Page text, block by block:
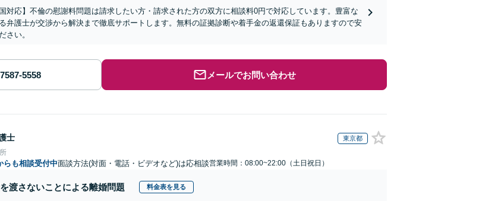
国対応】不倫の慰謝料問題は請求したい方・請求された方の双方に相談料0円で対応しています。豊富な
弁護士が交渉から解決まで徹底サポートします。無料の証拠診断や着手金の返還保証もありますので安
さい。
メールでお問い合わせ
士 東京都
らも相談受付中面談方法(対面・電話・ビデオなど)は応相談営業時間：08:00~22:00（土日祝日）
渡さないことによる離婚問題 料金表を見る